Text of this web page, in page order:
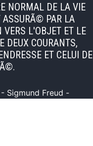
NORMAL DE LA VIE
ASSURÃ© PAR LA
VERS L'OBJET ET LE
DEUX COURANTS,
ET CELUI DE
- Sigmund Freud -